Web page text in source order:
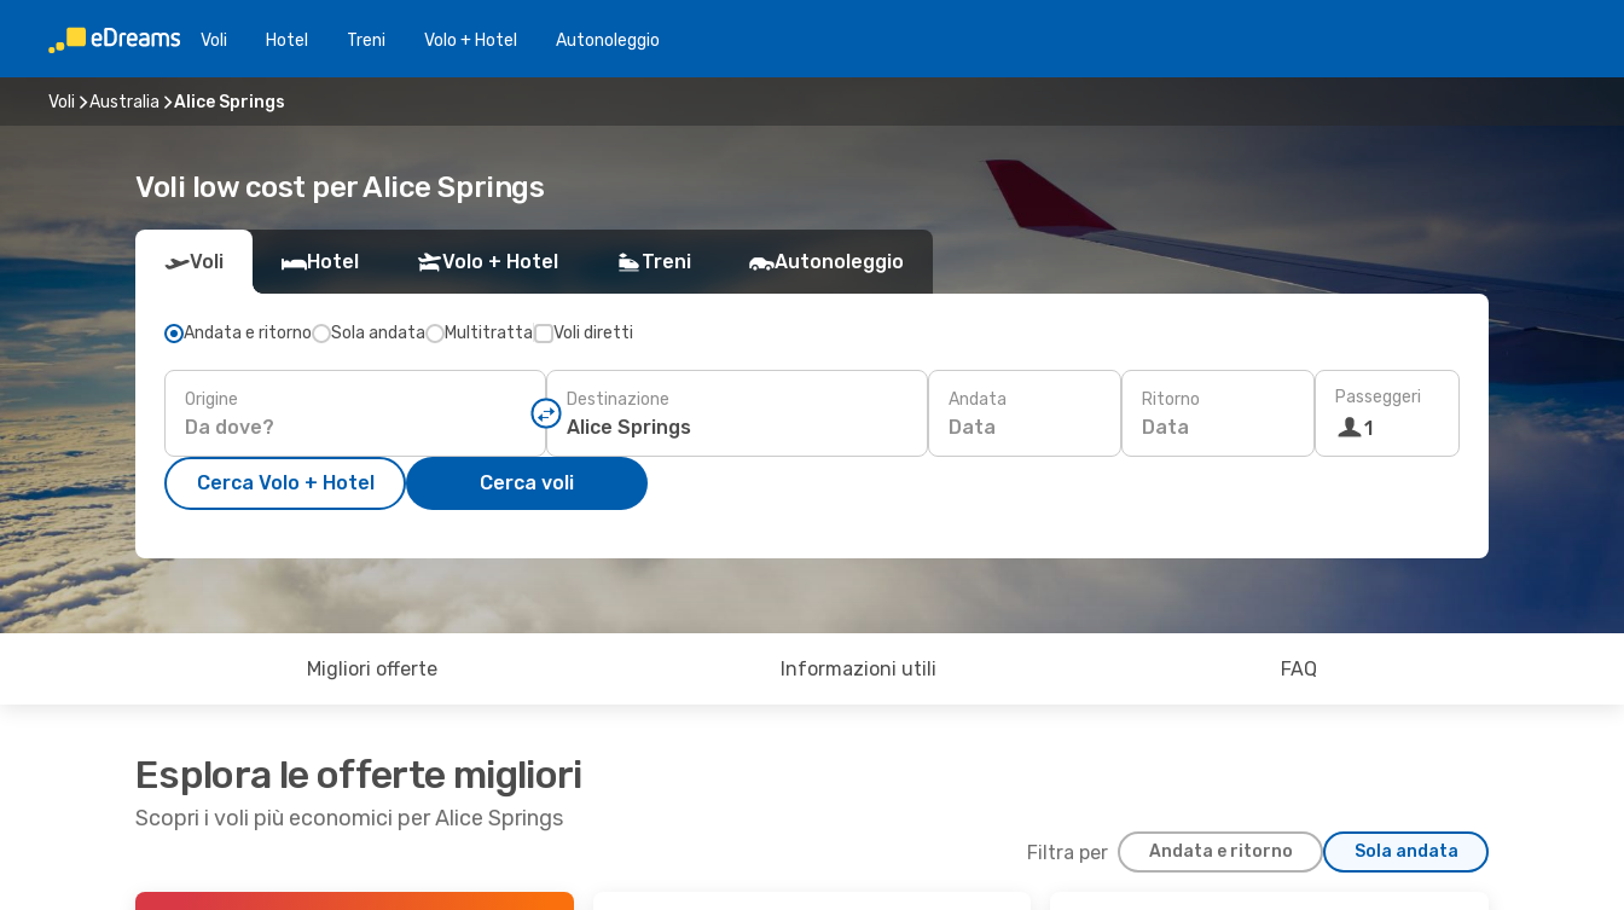
Voli Hotel Treni Volo + Hotel Autonoleggio
Voli Australia Alice Springs
Voli low cost per Alice Springs
Voli Hotel Volo + Hotel Treni Autonoleggio
Andata e ritorno Sola andata Multitratta Voli diretti
Origine Destinazione Andata
Data
Ritorno
Data
Passeggeri
1
Cerca Volo + Hotel Cerca voli
Migliori offerte Informazioni utili FAQ
Esplora le offerte migliori
Scopri i voli più economici per Alice Springs
Filtra per Andata e ritorno Sola andata